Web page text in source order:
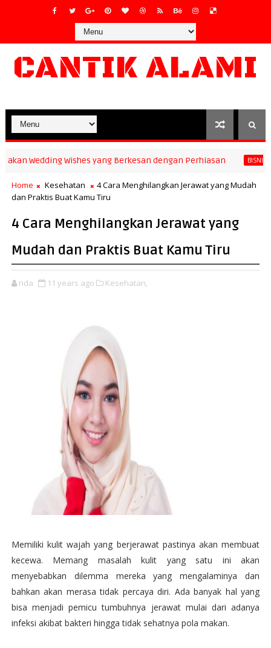
CANTIK ALAMI
Wedding Wishes yang Berkesan dengan Perhiasan BISNIS 3
Home Kesehatan
4 Cara Menghilangkan Jerawat yang Mudah
dan Praktis Buat Kamu Tiru
4 Cara Menghilangkan Jerawat yang
Mudah dan Praktis Buat Kamu Tiru
rida 11 years ago Kesehatan,
Memiliki kulit wajah yang berjerawat pastinya akan membuat
kecewa. Memang masalah kulit yang satu ini akan
menyebabkan dilemma mereka yang mengalaminya dan
bahkan akan merasa tidak percaya diri. Ada banyak hal yang
bisa menjadi pemicu tumbuhnya jerawat mulai dari adanya
infeksi akibat bakteri hingga tidak sehatnya pola makan.